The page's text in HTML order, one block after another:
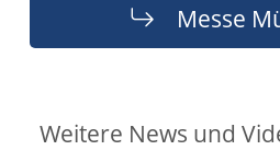
Messe
Weitere News und